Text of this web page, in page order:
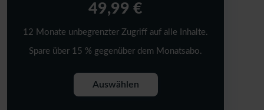
49,99 €
12 Monate unbegrenzter Zugriff auf alle Inhalte.
Spare über 15 % gegenüber dem Monatsabo.
Auswählen